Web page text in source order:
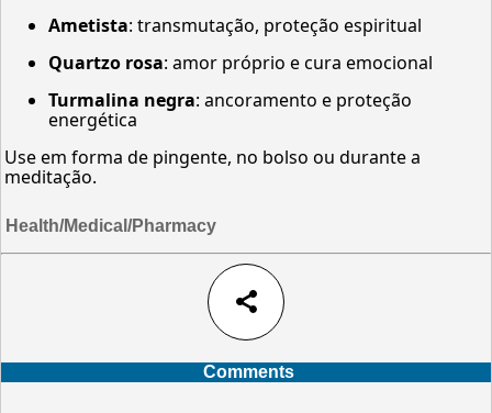
Ametista: transmutação, proteção espiritual
Quartzo rosa: amor próprio e cura emocional
Turmalina negra: ancoramento e proteção
energética
Use em forma de pingente, no bolso ou durante a
meditação.
Health/Medical/Pharmacy
share
Comments